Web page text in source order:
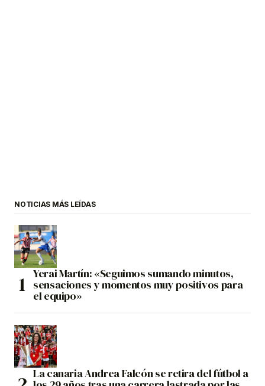
NOTICIAS MÁS LEÍDAS
Yerai Martín: «Seguimos sumando minutos,
sensaciones y momentos muy positivos para
el equipo»
La canaria Andrea Falcón se retira del fútbol a